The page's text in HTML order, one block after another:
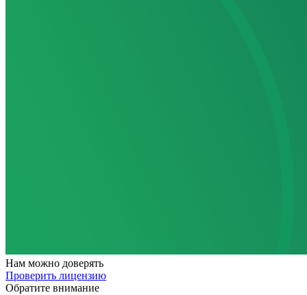
Нам можно доверять
Проверить лицензию
Обратите внимание